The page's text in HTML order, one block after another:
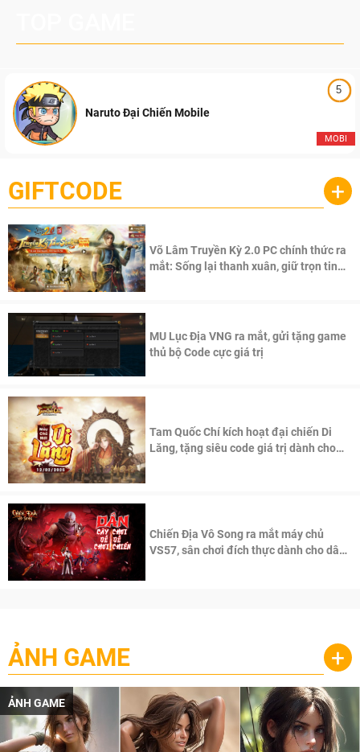
5
MOBI
Naruto Đại Chiến Mobile
GIFTCODE +
Võ Lâm Truyền Kỳ 2.0 PC chính thức ra
mắt: Sống lại thanh xuân, giữ trọn tinh
MU Lục Địa VNG ra mắt, gửi tặng game
thủ bộ Code cực giá trị
Tam Quốc Chí kích hoạt đại chiến Di
Lăng, tặng siêu code giá trị dành cho
Chiến Địa Vô Song ra mắt máy chủ
VS57, sân chơi đích thực dành cho dân
ẢNH GAME +
ẢNH GAME